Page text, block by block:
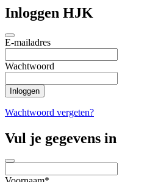
Inloggen HJK
E-mailadres
Wachtwoord
Wachtwoord vergeten?
Vul je gegevens in